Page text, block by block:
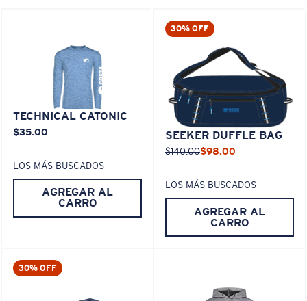
TECHNICAL CATONIC
$35.00
LOS MÁS BUSCADOS
AGREGAR AL
CARRO
30% OFF
SEEKER DUFFLE BAG
$140.00$98.00
LOS MÁS BUSCADOS
AGREGAR AL
CARRO
30% OFF